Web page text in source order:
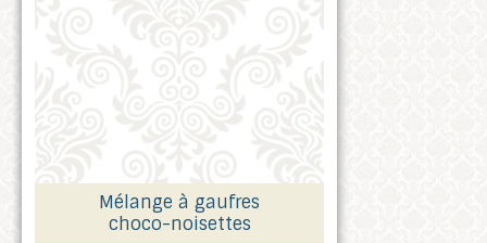
Mélange à gaufres
choco-noisettes